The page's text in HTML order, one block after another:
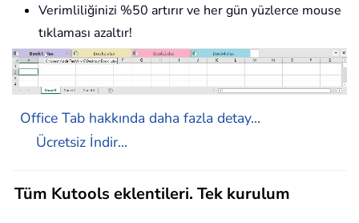
Verimliliğinizi %50 artırır ve her gün yüzlerce mouse
tıklaması azaltır!
Office Tab hakkında daha fazla detay...
Ücretsiz İndir...
Tüm Kutools eklentileri. Tek kurulum